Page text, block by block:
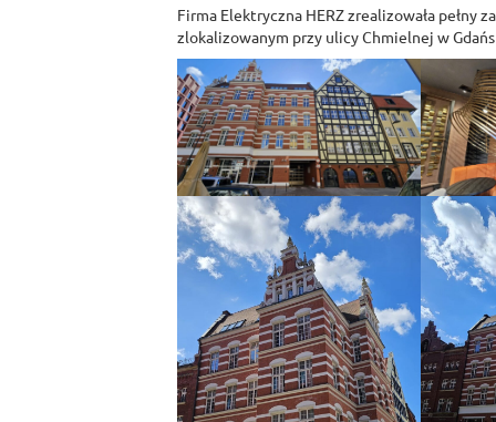
Firma Elektryczna HERZ zrealizowała
zlokalizowanym przy ulicy Chmielnej w